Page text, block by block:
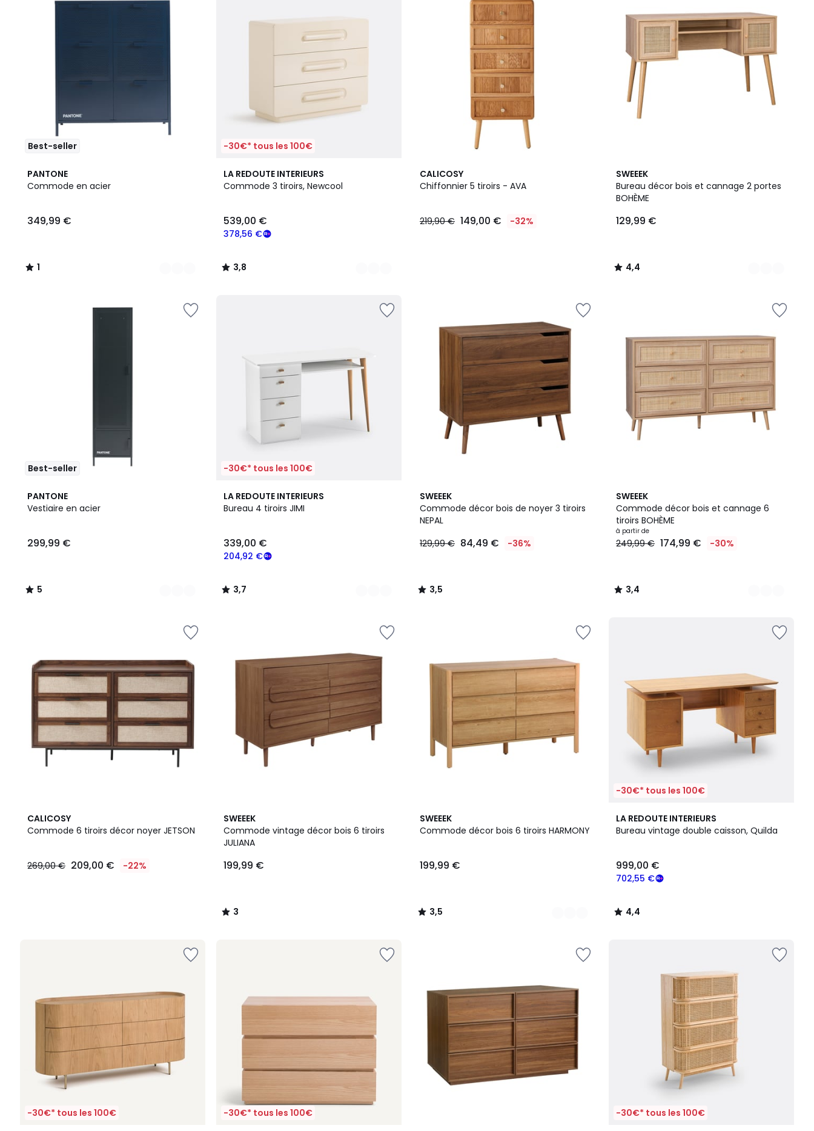
Best-seller
PANTONE
Commode en acier
349,99 €
1
/
7
Couleurs
1
/
-30€* tous les 100€
LA REDOUTE INTERIEURS
Commode 3 tiroirs, Newcool
378,56 €
539,00 €
3,8
/ 5
2
Couleurs
3,8
/
CALICOSY
Chiffonnier 5 tiroirs - AVA
219,90 € 149,00 € -32%
SWEEEK
Bureau décor bois et cannage 2 portes
BOHÈME
129,99 €
4,4
/ 5
2
Couleurs
4,4
/
Best-seller
PANTONE
Vestiaire en acier
299,99 €
5
/
4
Couleurs
5
/
-30€* tous les 100€
LA REDOUTE INTERIEURS
Bureau 4 tiroirs JIMI
204,92 €
339,00 €
3,7
/ 5
3
Couleurs
3,7
/
SWEEEK
Commode décor bois de noyer 3 tiroirs
NEPAL
129,99 € 84,49 € -36%
3,5
/ 5
3,5
/
SWEEEK
Commode décor bois et cannage 6
tiroirs BOHÈME
à partir de
249,99 € 174,99 € -30%
3,4
/ 5
2
Couleurs
3,4
/
CALICOSY
Commode 6 tiroirs décor noyer JETSON
269,00 € 209,00 € -22%
SWEEEK
Commode vintage décor bois 6 tiroirs
JULIANA
199,99 €
3
/
5
3
/
SWEEEK
Commode décor bois 6 tiroirs HARMONY
199,99 €
3,5
/ 5
2
Couleurs
3,5
/
-30€* tous les 100€
LA REDOUTE INTERIEURS
Bureau vintage double caisson, Quilda
702,55 €
999,00 €
4,4
/ 5
4,4
/
-30€* tous les 100€ -30€* tous les 100€ -30€* tous les 100€